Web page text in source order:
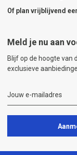
Of plan vrijblijvend
Meld je nu aan
Blijf op de hoogte van
exclusieve